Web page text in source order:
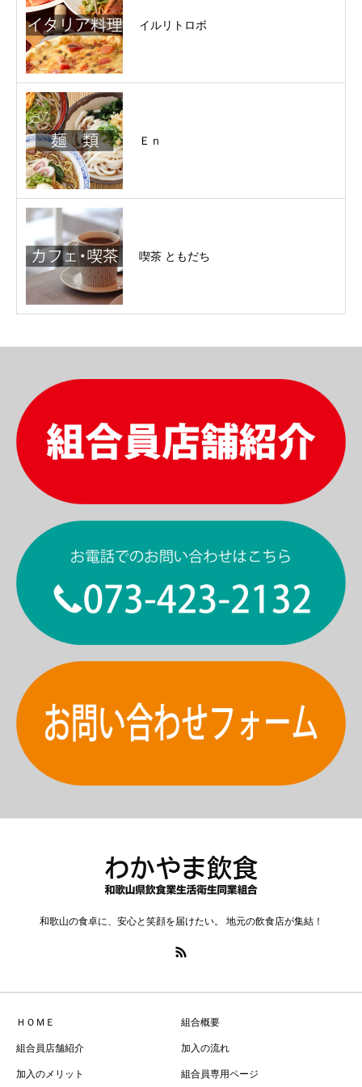
イルリトロボ
Ｅｎ
喫茶 ともだち
和歌山の食卓に、安心と笑顔を届けたい。 地元の飲食店が集結！
ＨＯＭＥ 組合概要
組合員店舗紹介 加入の流れ
加入のメリット 組合員専用ページ